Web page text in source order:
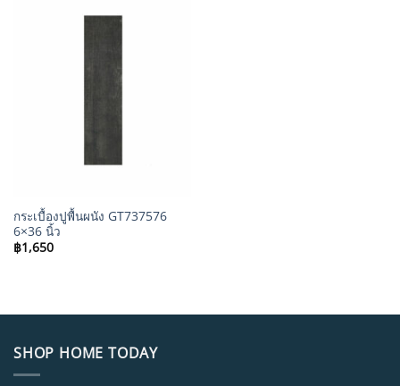
กระเบื้องปูพื้นผนัง GT737576
6×36 นิ้ว
฿1,650
SHOP HOME TODAY